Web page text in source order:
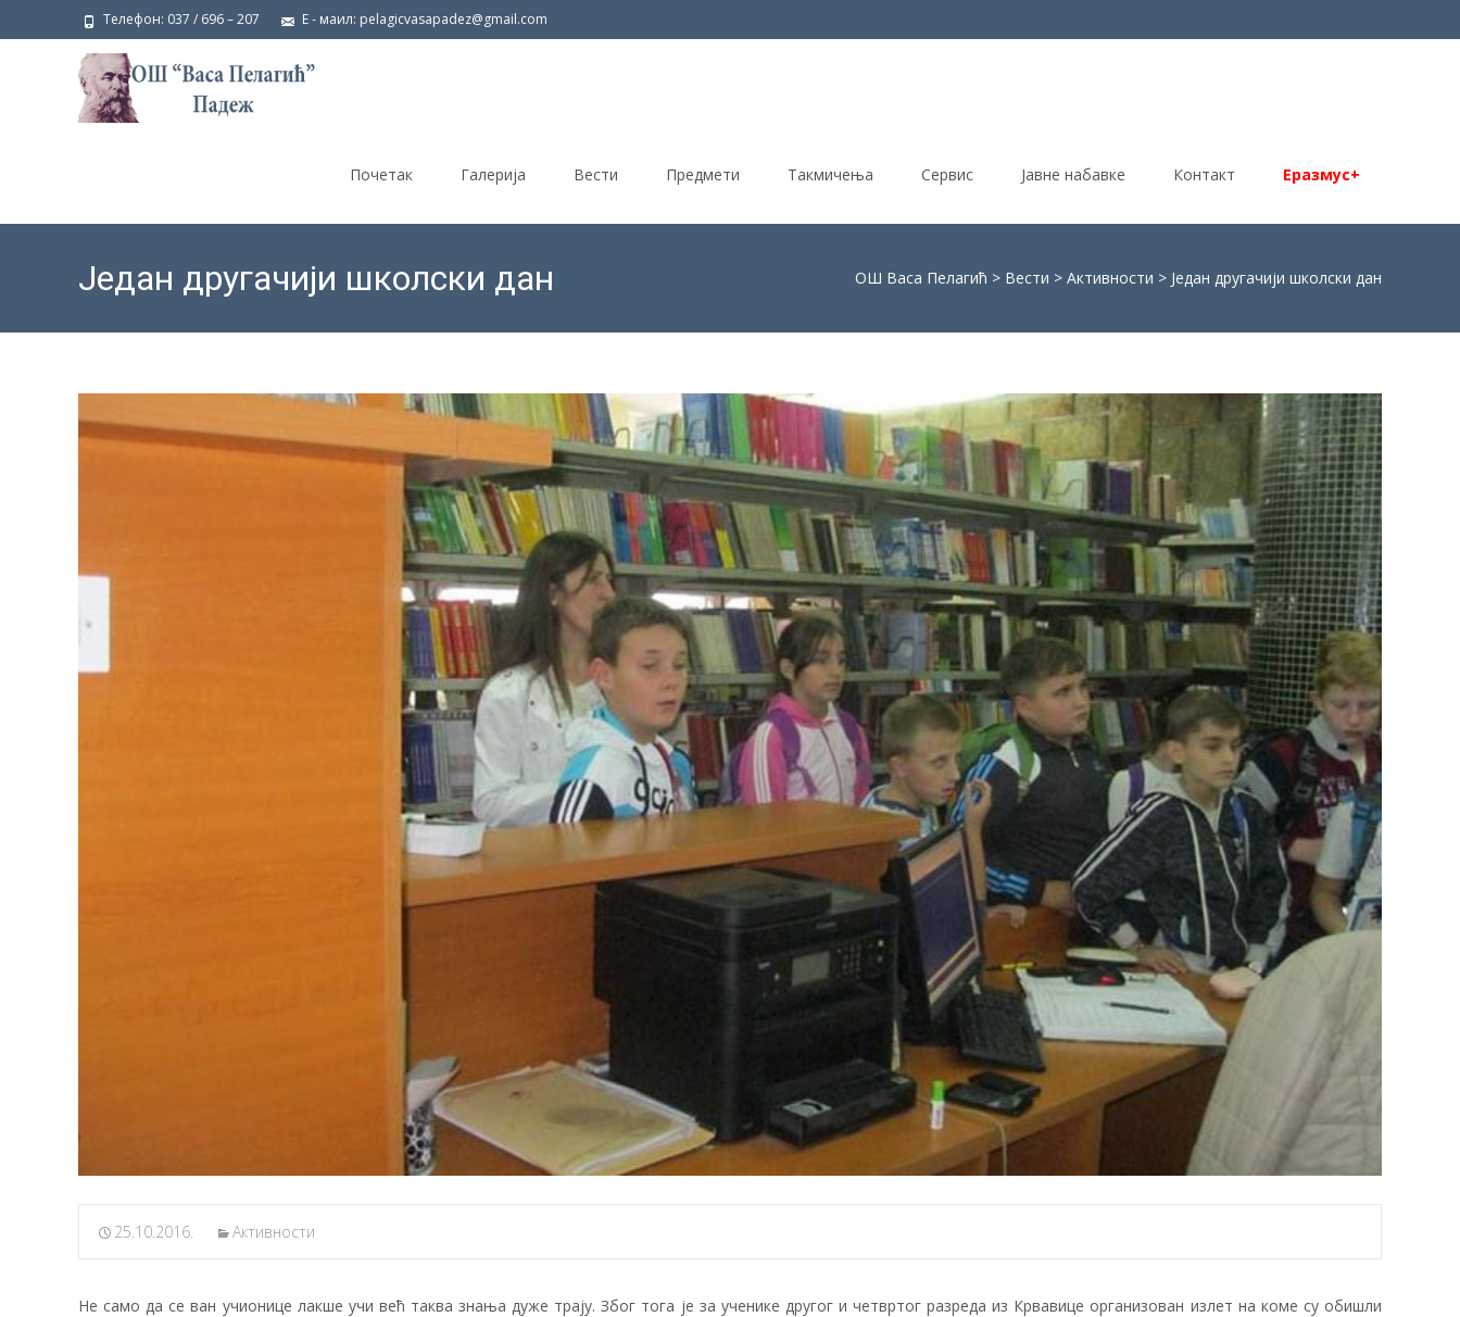
Телефон: 037 / 696 – 207 Е - маил: pelagicvasapadez@gmail.com
Почетак Галерија Вести Предмети Такмичења Сервис Јавне набавке Контакт Еразмус+
Један другачији школски дан ОШ Васа Пелагић > Вести > Активности > Један другачији школски дан
25.10.2016. Активности
Не само да се ван учионице лакше учи већ таква знања дуже трају. Због тога је за ученике другог и четвртог разреда из Крвавице организован излет на коме су обишли